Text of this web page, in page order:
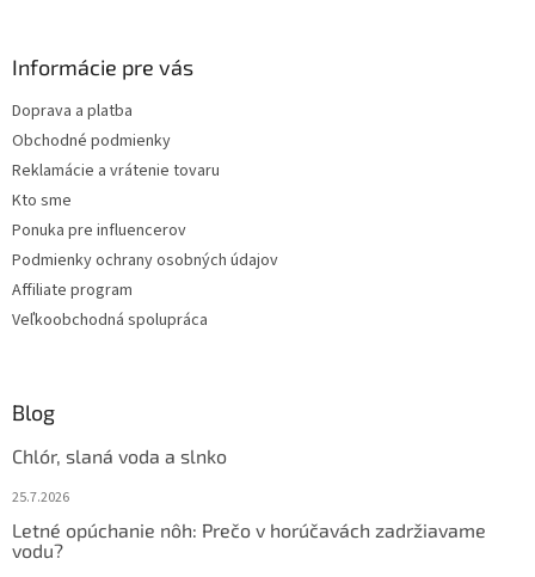
v
Informácie pre vás
Doprava a platba
Obchodné podmienky
Reklamácie a vrátenie tovaru
Kto sme
Ponuka pre influencerov
Podmienky ochrany osobných údajov
Affiliate program
Veľkoobchodná spolupráca
Blog
Chlór, slaná voda a slnko
25.7.2026
Letné opúchanie nôh: Prečo v horúčavách zadržiavame
vodu?